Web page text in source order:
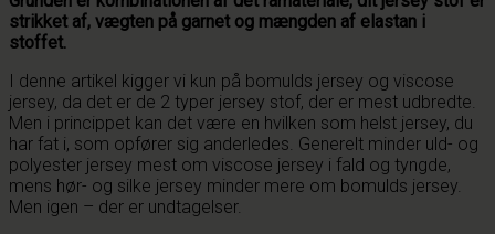
strikket af, vægten på garnet og mængden af elastan i
stoffet.
I denne artikel kigger vi kun på bomulds jersey og viscose
jersey, da det er de 2 typer jersey stof, der er mest udbredte.
Men i princippet kan det være en hvilken som helst jersey, du
har fat i, som opfører sig anderledes. Generelt minder uld- og
polyester jersey mest om viscose jersey i fald og tyngde,
mens hør- og silke jersey minder mere om bomulds jersey.
Men igen – der er undtagelser.